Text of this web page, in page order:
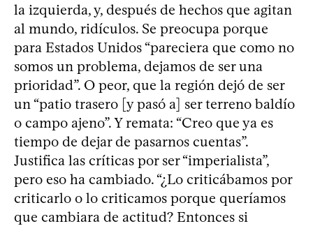
la izquierda, y, después de hechos que agitan
al mundo, ridículos. Se preocupa porque
para Estados Unidos “pareciera que como no
somos un problema, dejamos de ser una
prioridad”. O peor, que la región dejó de ser
un “patio trasero [y pasó a] ser terreno baldío
o campo ajeno”. Y remata: “Creo que ya es
tiempo de dejar de pasarnos cuentas”.
Justifica las críticas por ser “imperialista”,
pero eso ha cambiado. “¿Lo criticábamos por
criticarlo o lo criticamos porque queríamos
que cambiara de actitud? Entonces si